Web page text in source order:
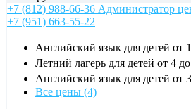
+7 (812) 988-66-36 Администратор
+7 (951) 663-55-22
Английский язык для детей от
Летний лагерь для детей от 4
Английский язык для детей от
Все цены (4)